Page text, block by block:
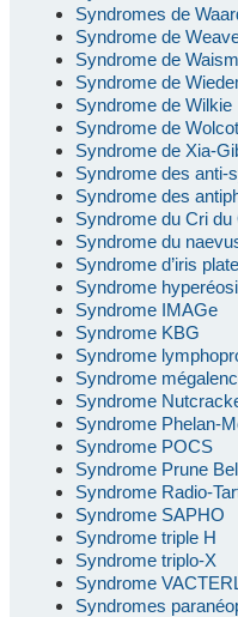
Syndromes de
Syndrome de
Syndrome de
Syndrome de
Syndrome de Wilkie
Syndrome de
Syndrome de Xia-
Syndrome des anti-
Syndrome des
Syndrome du Cri du
Syndrome du
Syndrome d’iris
Syndrome
Syndrome IMAGe
Syndrome KBG
Syndrome
Syndrome
Syndrome
Syndrome Phelan-
Syndrome POCS
Syndrome Prune
Syndrome Radio-
Syndrome SAPHO
Syndrome triple H
Syndrome triplo-X
Syndrome
Syndromes